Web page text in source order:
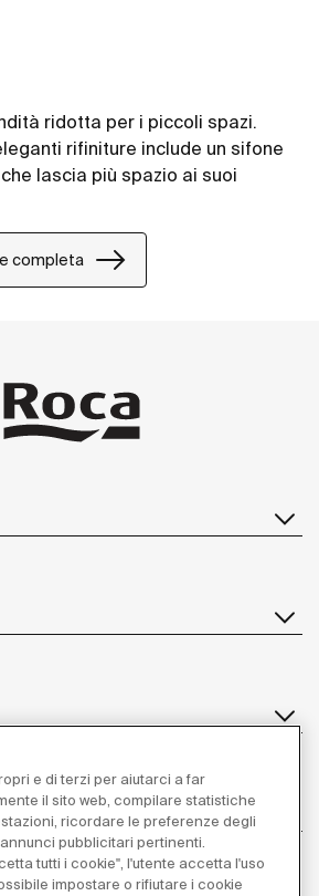
ridotta per i piccoli spazi.
rifiniture include un sifone
lascia più spazio ai suoi
completa
Seguiteci
e di terzi per aiutarci a far
il sito web, compilare statistiche
ricordare le preferenze degli
pubblicitari pertinenti.
tutti i cookie", l'utente accetta l'uso
impostare o rifiutare i cookie